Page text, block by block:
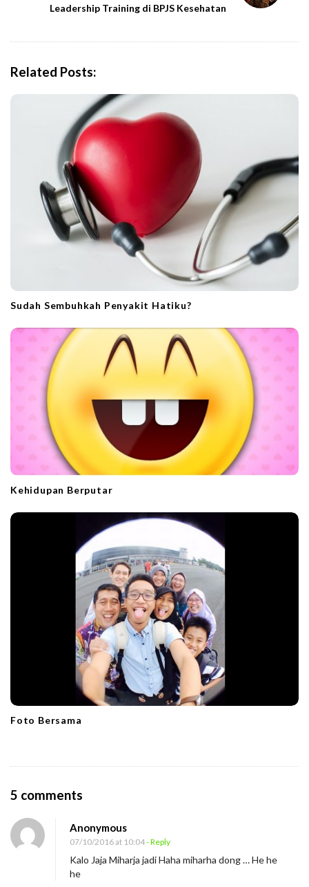
Leadership Training di BPJS Kesehatan
Related Posts:
Sudah Sembuhkah Penyakit Hatiku?
Kehidupan Berputar
Foto Bersama
5 comments
G
Anonymous
07/10/2016 at 10:04- Reply
Kalo Jaja Miharja jadi Haha miharha dong … He he
he